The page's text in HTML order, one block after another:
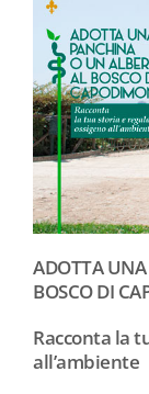
ADOTTA UNA
BOSCO DI
Racconta la
all’ambiente